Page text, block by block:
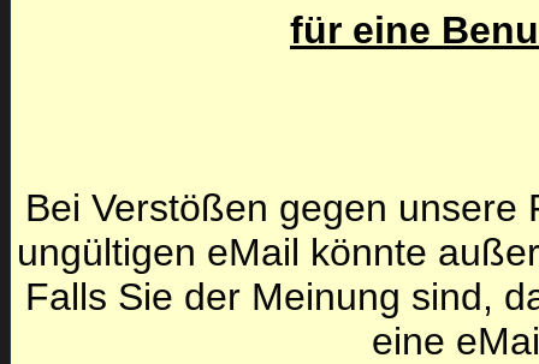
für eine
Bei Verstößen gegen unsere
ungültigen eMail könnte
Falls Sie der Meinung sind,
eine